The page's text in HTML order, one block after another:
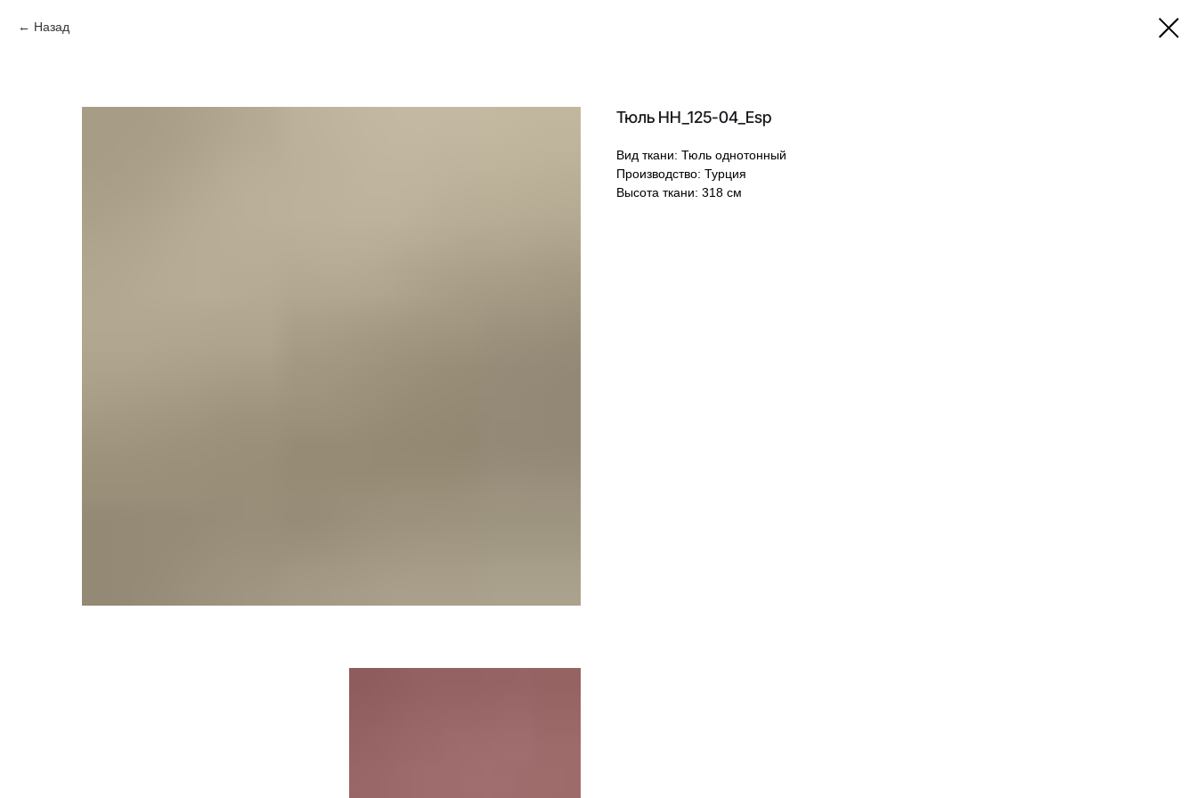
Назад
Тюль HH_125-04_Esp
Вид ткани: Тюль однотонный
Производство: Турция
Высота ткани: 318 см